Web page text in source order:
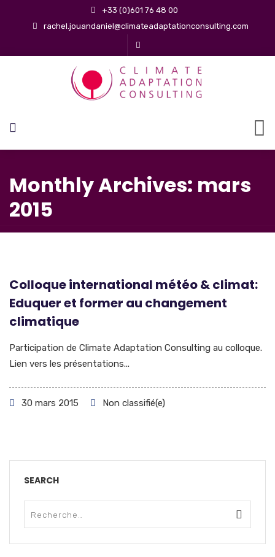
+33 (0)601 76 48 00
rachel.jouandaniel@climateadaptationconsulting.com
Monthly Archives: mars
2015
Colloque international météo & climat:
Eduquer et former au changement
climatique
Participation de Climate Adaptation Consulting au colloque.
Lien vers les présentations...
30 mars 2015 Non classifié(e)
SEARCH